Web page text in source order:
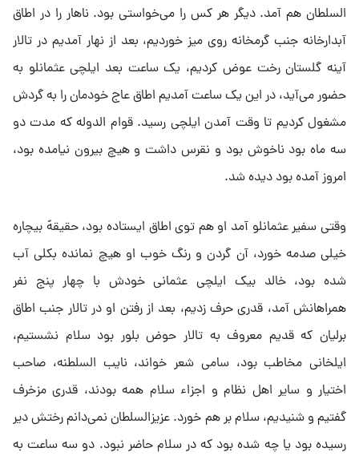
السلطان هم آمد. دیگر هر کس را می‌خواستی بود. ناهار را در اطاق
آبدارخانه جنب گرمخانه روی میز خوردیم، بعد از نهار آمدیم در تالار
آینه گلستان رخت عوض کردیم، یک ساعت بعد ایلچی عثمانلو به
حضور می‌آید، در این یک ساعت آمدیم اطاق عاج خودمان را به گردش
مشغول کردیم تا وقت آمدن ایلچی رسید. قوام الدوله که مدت دو
سه ماه بود ناخوش بود و نقرس داشت و هیچ بیرون نیامده بود،
امروز آمده بود دیده شد.
وقتی سفیر عثمانلو آمد او هم توی اطاق ایستاده بود، حقیقهً بیچاره
خیلی صدمه خورد، آن گردن و رنگ خوب او هیچ نمانده بکلی آب
شده بود، خالد بیک ایلچی عثمانی خودش با چهار پنج نفر
همراهانش آمد، قدری حرف زدیم، بعد از رفتن او در تالار جنب اطاق
برلیان که قدیم معروف به تالار حوض بلور بود سلام نشستیم،
ایلخانی مخاطب بود، سامی شعر خواند، نایب السلطنه، صاحب
اختیار و سایر اهل نظام و اجزاء سلام همه بودند، قدری مزخرف
گفتیم و شنیدیم، سلام بر هم خورد. عزیزالسلطان نمی‌دانم رختش دیر
رسیده بود یا چه شده بود که در سلام حاضر نبود. دو سه ساعت به